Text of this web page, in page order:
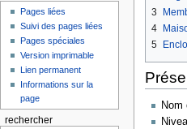
3
4
5
Nom
Pages liées
Suivi des pages liées
Pages spéciales
Version imprimable
Lien permanent
Informations sur la
page
rechercher